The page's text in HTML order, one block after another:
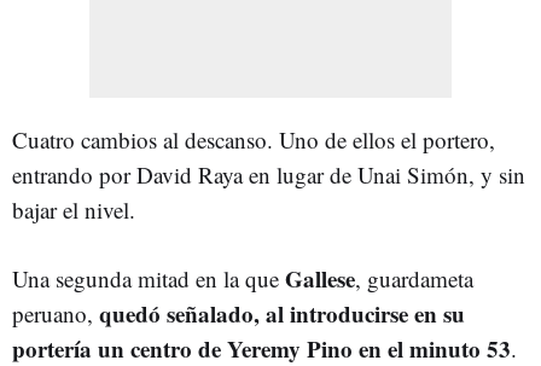
Cuatro cambios al descanso. Uno de ellos el portero,
entrando por David Raya en lugar de Unai Simón, y sin
bajar el nivel.
Una segunda mitad en la que Gallese, guardameta
peruano, quedó señalado, al introducirse en su
portería un centro de Yeremy Pino en el minuto 53.